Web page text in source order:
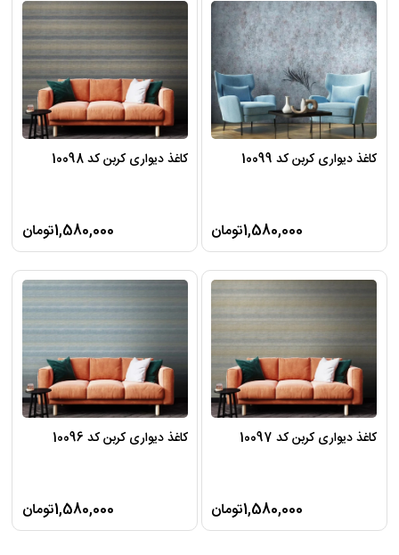
کاغذ دیواری کربن کد 10099
1,580,000تومان
کاغذ دیواری کربن کد 10098
1,580,000تومان
کاغذ دیواری کربن کد 10097
1,580,000تومان
کاغذ دیواری کربن کد 10096
1,580,000تومان